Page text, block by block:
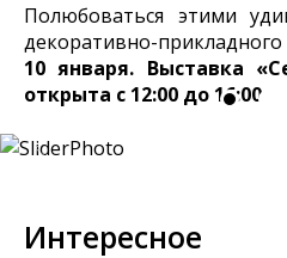
Полюбоваться этими
декоративно-
10 января. Выставка
открыта с 12:00 до 16:00.
Интересное